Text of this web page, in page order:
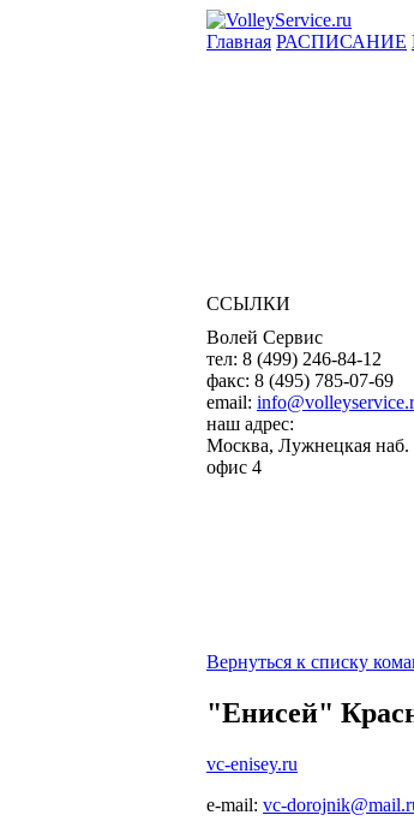
Главная РАСПИСАНИЕ
ССЫЛКИ
Волей Сервис
тел: 8 (499) 246-84-12
факс: 8 (495) 785-07-69
email:
наш адрес:
Москва, Лужнецкая наб.
офис 4
Вернуться к списку
"Енисей"
vc-enisey.ru
e-mail: vc-